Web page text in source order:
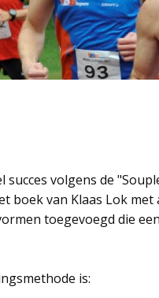
succes volgens de
boek van Klaas Lok
toegevoegd die
is: